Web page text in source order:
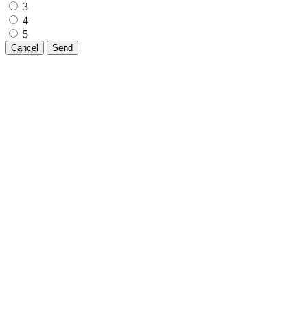
3
4
5
Cancel Send